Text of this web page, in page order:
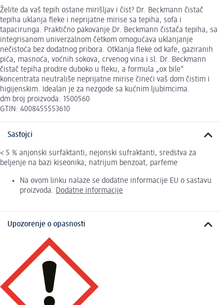
Želite da vaš tepih ostane mirišljav i čist? Dr. Beckmann čistač
tepiha uklanja fleke i neprijatne mirise sa tepiha, sofa i
tapacirunga. Praktično pakovanje Dr. Beckmann čistača tepiha, sa
integrisanom univerzalnom četkom omogućava uklanjanje
nečistoća bez dodatnog pribora. Otklanja fleke od kafe, gaziranih
pića, masnoća, voćnih sokova, crvenog vina i sl. Dr. Beckmann
čistač tepiha prodire duboko u fleku, a formula „ox bile“
koncentrata neutrališe neprijatne mirise čineći vaš dom čistim i
higijenskim. Idealan je za nezgode sa kućnim ljubimcima.
dm broj proizvoda: 1500560
GTIN: 4008455553610
Sastojci
< 5 % anjonski surfaktanti, nejonski sufraktanti, sredstva za
beljenje na bazi kiseonika; natrijum benzoat, parfeme
Na ovom linku nalaze se dodatne informacije EU o sastavu
proizvoda. Dodatne informacije
Upozorenje o opasnosti